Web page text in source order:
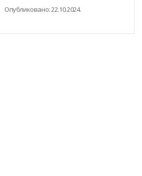
Опубликовано:22.10.2024.